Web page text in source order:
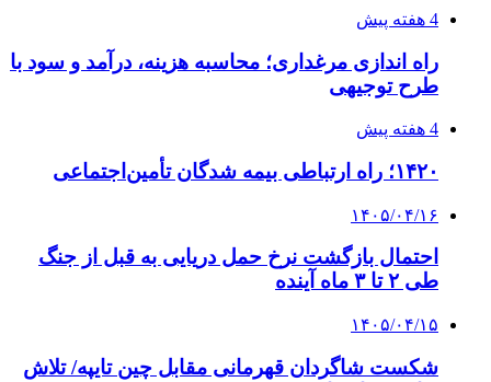
4 هفته پیش
راه اندازی مرغداری؛ محاسبه هزینه، درآمد و سود با
طرح توجیهی
4 هفته پیش
۱۴۲۰؛ راه ارتباطی بیمه شدگان تأمین‌اجتماعی
۱۴۰۵/۰۴/۱۶
احتمال بازگشت نرخ حمل دریایی به قبل از جنگ
طی ۲ تا ۳ ماه آینده
۱۴۰۵/۰۴/۱۵
شکست شاگردان قهرمانی مقابل چین تایپه/ تلاش